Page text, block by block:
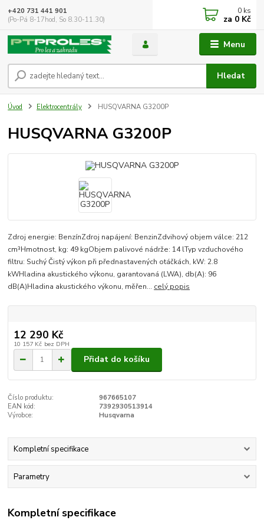
Menu
Hledat
+420 731 441 901
(Po-Pá 8-17hod, So 8.30-11.30)
0 ks
za 0 Kč
Úvod Elektrocentrály HUSQVARNA G3200P
HUSQVARNA G3200P
Zdroj energie: BenzínZdroj napájení: BenzinZdvihový objem válce: 212
cm³Hmotnost, kg: 49 kgObjem palivové nádrže: 14 lTyp vzduchového
filtru: Suchý Čistý výkon při přednastavených otáčkách, kW: 2.8
kWHladina akustického výkonu, garantovaná (LWA), db(A): 96
dB(A)Hladina akustického výkonu, měřen... celý popis
12 290 Kč
10 157 Kč bez DPH
Přidat do košíku
Číslo produktu:
967665107
EAN kód:
7392930513914
Výrobce:
Husqvarna
Kompletní specifikace
Parametry
Kompletní specifikace